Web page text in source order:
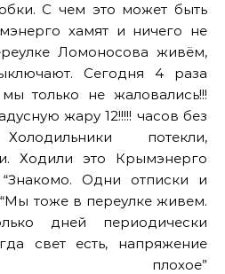
С чем это может быть
хамят и ничего не
Ломоносова живём,
Сегодня 4 раза
только не жаловались!!!
жару 12!!!!! часов без
Холодильники потекли,
Ходили это Крымэнерго
Одни отписки и
“Мы тоже в переулке живем.
дней периодически
свет есть, напряжение
плохое”